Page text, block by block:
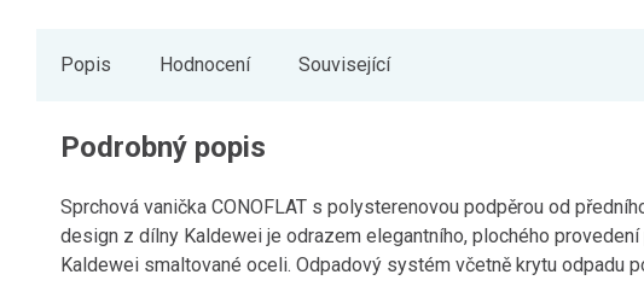
Popis Hodnocení Související
Podrobný popis
Sprchová vanička CONOFLAT s polysterenovou podpěrou od
design z dílny Kaldewei je odrazem elegantního, plochého
Kaldewei smaltované oceli. Odpadový systém včetně krytu odpadu